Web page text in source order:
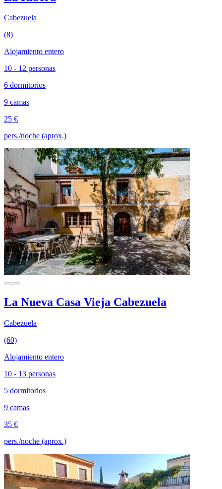
Cabezuela
(8)
Alojamiento entero
10 - 12 personas
6 dormitorios
9 camas
25 €
pers./noche (aprox.)
La Nueva Casa Vieja Cabezuela
Cabezuela
(60)
Alojamiento entero
10 - 13 personas
5 dormitorios
9 camas
35 €
pers./noche (aprox.)